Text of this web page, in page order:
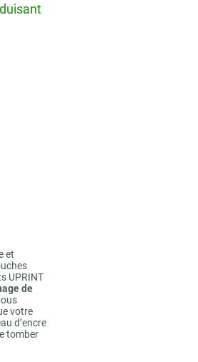
et
UPRINT
de
votre
d’encre
tomber